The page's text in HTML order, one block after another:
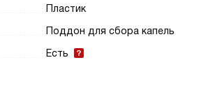
Пластик
Поддон для сбора капель
Есть